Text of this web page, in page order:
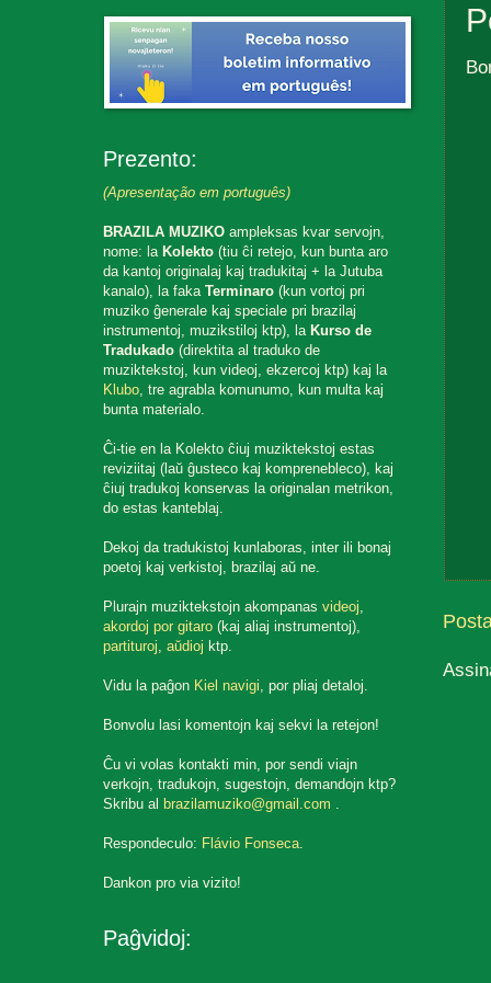
Prezento:
(Apresentação em português)
BRAZILA MUZIKO ampleksas kvar servojn,
nome: la Kolekto (tiu ĉi retejo, kun bunta aro
da kantoj originalaj kaj tradukitaj + la Jutuba
kanalo), la fakaTerminaro (kun vortoj pri
muziko ĝenerale kaj speciale pri brazilaj
instrumentoj, muzikstiloj ktp), la Kurso de
Tradukado (direktita al traduko de
muziktekstoj, kun videoj, ekzercoj ktp) kaj la
Klubo, tre agrabla komunumo, kun multa kaj
bunta materialo.
Ĉi-tie en la Kolekto ĉiuj muziktekstoj estas
reviziitaj (laŭ ĝusteco kaj komprenebleco), kaj
ĉiuj tradukoj konservas la originalan metrikon,
do estas kanteblaj.
Dekoj da tradukistoj kunlaboras, inter ili bonaj
poetoj kaj verkistoj, brazilaj aŭ ne.
Plurajn muziktekstojn akompanasvideoj,
akordoj por gitaro (kaj aliaj instrumentoj),
partituroj,aŭdioj ktp.
Vidu la paĝon Kiel navigi, por pliaj detaloj.
Bonvolu lasi komentojn kaj sekvi la retejon!
Ĉu vi volas kontakti min, por sendi viajn
verkojn, tradukojn, sugestojn, demandojn ktp?
Skribu al brazilamuziko@gmail.com .
Respondeculo: Flávio Fonseca.
Dankon pro via vizito!
Paĝvidoj: